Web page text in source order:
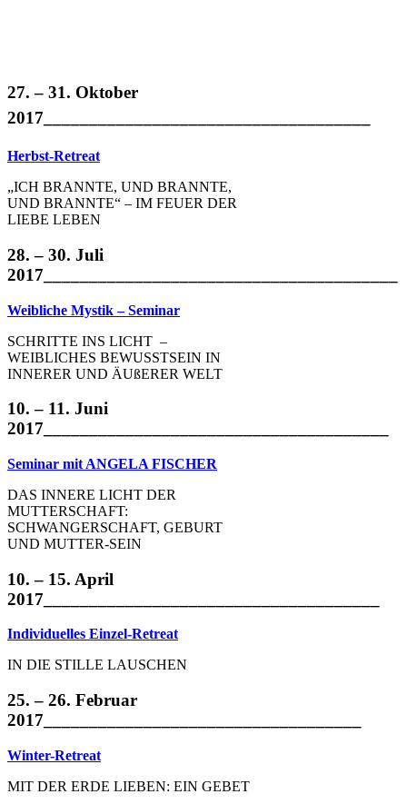
27. – 31. Oktober
2017____________________________________
Herbst-Retreat
„ICH BRANNTE, UND BRANNTE,
UND BRANNTE“ – IM FEUER DER
LIEBE LEBEN
28. – 30. Juli
2017_______________________________________
Weibliche Mystik – Seminar
SCHRITTE INS LICHT –
WEIBLICHES BEWUSSTSEIN IN
INNERER UND ÄUßERER WELT
10. – 11. Juni
2017______________________________________
Seminar mit ANGELA FISCHER
DAS INNERE LICHT DER
MUTTERSCHAFT:
SCHWANGERSCHAFT, GEBURT
UND MUTTER-SEIN
10. – 15. April
2017_____________________________________
Individuelles Einzel-Retreat
IN DIE STILLE LAUSCHEN
25. – 26. Februar
2017___________________________________
Winter-Retreat
MIT DER ERDE LIEBEN: EIN GEBET